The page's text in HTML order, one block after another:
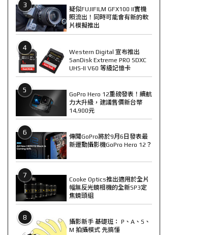
3
疑似FUJIFILM GFX100 II實機
照流出！同時可能會有新的軟
片模擬推出
4
Western Digital 宣布推出
SanDisk Extreme PRO SDXC
UHS-II V60 等級記憶卡
5
GoPro Hero 12重磅發表！續航
力大升級，建議售價新台幣
14,900元
6
傳聞GoPro將於9月6日發表最
新運動攝影機GoPro Hero 12？
7
Cooke Optics推出適用於全片
幅無反光鏡相機的全新SP3定
焦鏡頭組
8
攝影新手 基礎班： P、A、S、
M 拍攝模式 先搞懂